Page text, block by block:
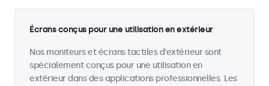
Écrans conçus pour une utilisation en extérieur
Nos moniteurs et écrans tactiles d'extérieur sont
spécialement conçus pour une utilisation en
extérieur dans des applications professionnelles. Les